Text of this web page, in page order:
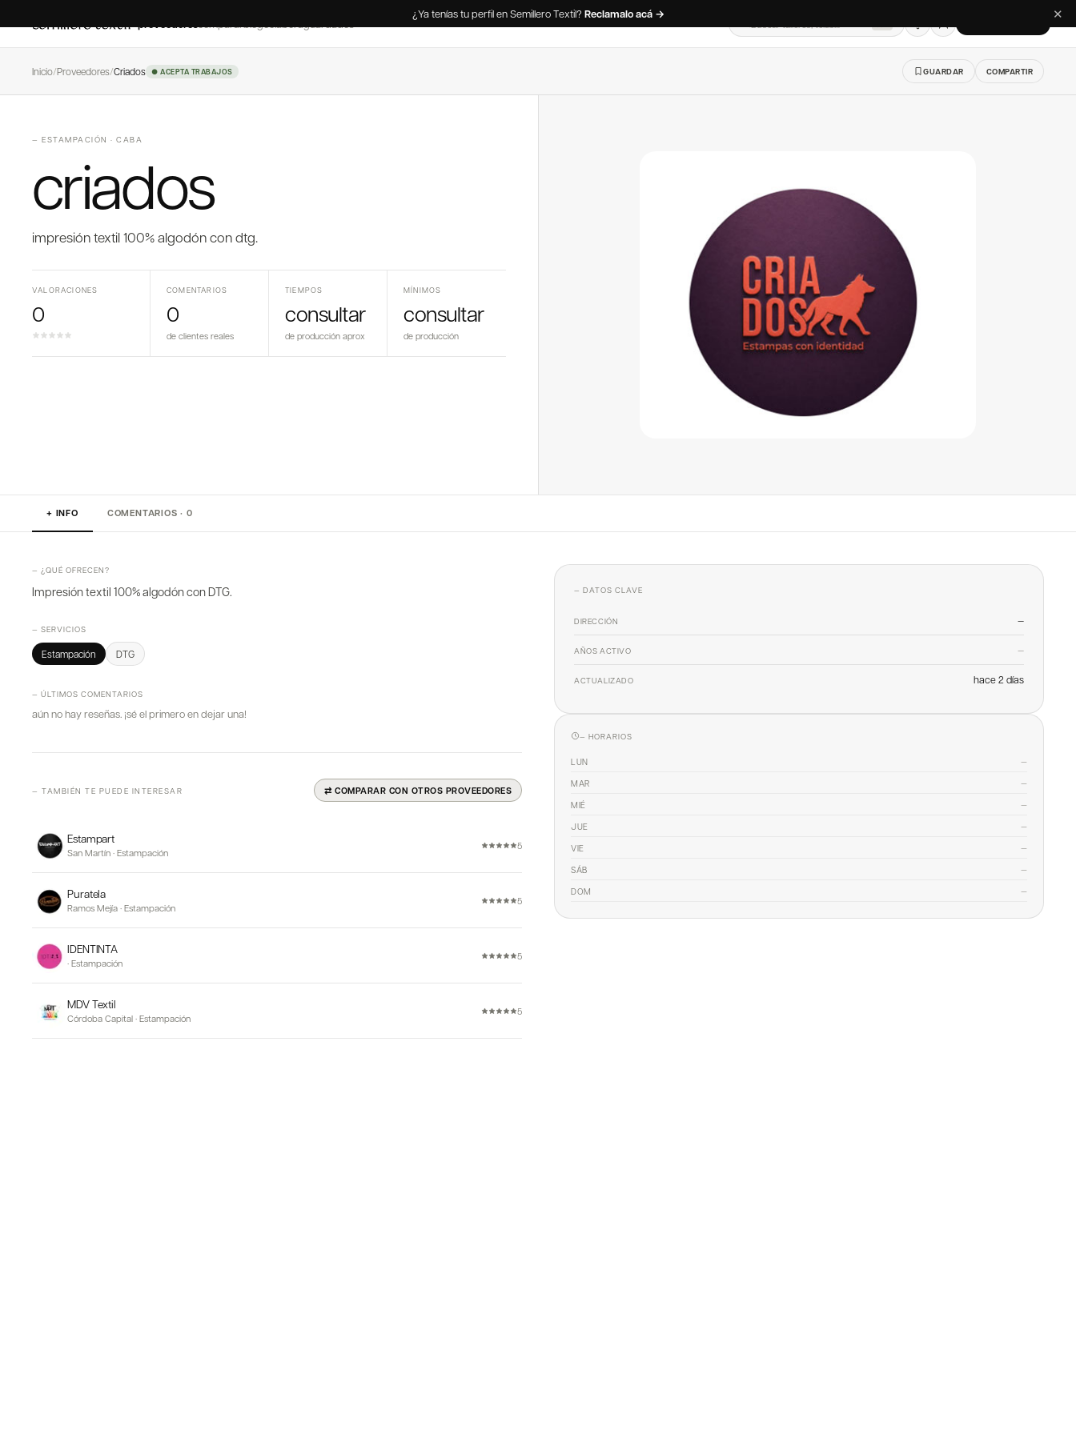
¿Ya tenías tu perfil en Semillero Textil? Reclamalo acá → ✕
Inicio/Proveedores/Criados ● ACEPTA TRABAJOS GUARDAR COMPARTIR
— ESTAMPACIÓN · CABA
criados
impresión textil 100% algodón con dtg.
VALORACIONES
0
COMENTARIOS
0
de clientes reales
TIEMPOS
consultar
de producción aprox
MÍNIMOS
consultar
de producción
+ INFO COMENTARIOS · 0
— ¿QUÉ OFRECEN?
Impresión textil 100% algodón con DTG.
— SERVICIOS
Estampación DTG
— ÚLTIMOS COMENTARIOS
aún no hay reseñas. ¡sé el primero en dejar una!
— TAMBIÉN TE PUEDE INTERESAR ⇄ COMPARAR CON OTROS PROVEEDORES
Estampart
San Martín · Estampación
5
Puratela
Ramos Mejía · Estampación
5
IDENTINTA
· Estampación
5
MDV Textil
Córdoba Capital · Estampación
5
— DATOS CLAVE
DIRECCIÓN —
AÑOS ACTIVO —
ACTUALIZADO hace 2 días
— HORARIOS
LUN —
MAR —
MIÉ —
JUE —
VIE —
SÁB —
DOM —